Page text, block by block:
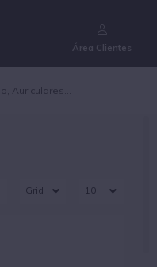
Área Clientes